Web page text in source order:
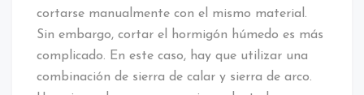
cortarse manualmente con el mismo material.
Sin embargo, cortar el hormigón húmedo es más
complicado. En este caso, hay que utilizar una
combinación de sierra de calar y sierra de arco.